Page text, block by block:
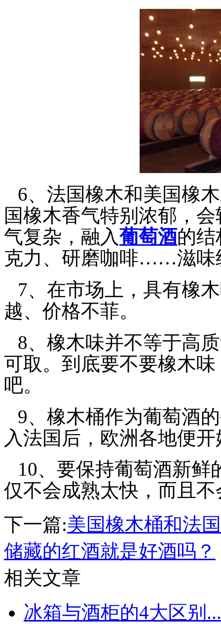
6、法国橡木和美国橡
国橡木香气特别浓郁，
气复杂，融入葡萄酒的
克力、研磨咖啡……滋味
7、在市场上，具有橡
越、价格不菲。
8、橡木味并不等于高
可取。到底要不要橡木
吧。
9、橡木桶作为葡萄酒
入法国后，欧洲各地便
10、要保持葡萄酒新鲜
仅不会成熟太快，而且
下一篇:美国橡木桶和法
储藏的红酒就是好酒吗？
相关文章
冰箱与酒柜的4大区别...